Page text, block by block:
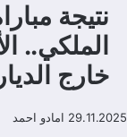
نتيجة
الملكي..
خارج
29.11.2025 امادو احمد